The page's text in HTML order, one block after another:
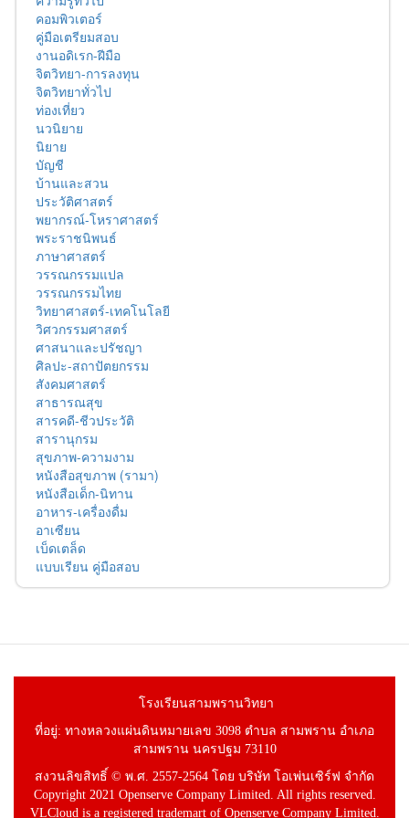
คอมพิวเตอร์
คู่มือเตรียมสอบ
งานอดิเรก-ฝีมือ
จิตวิทยา-การลงทุน
จิตวิทยาทั่วไป
ท่องเที่ยว
นวนิยาย
นิยาย
บัญชี
บ้านและสวน
ประวัติศาสตร์
พยากรณ์-โหราศาสตร์
พระราชนิพนธ์
ภาษาศาสตร์
วรรณกรรมแปล
วรรณกรรมไทย
วิทยาศาสตร์-เทคโนโลยี
วิศวกรรมศาสตร์
ศาสนาและปรัชญา
ศิลปะ-สถาปัตยกรรม
สังคมศาสตร์
สาธารณสุข
สารคดี-ชีวประวัติ
สารานุกรม
สุขภาพ-ความงาม
หนังสือสุขภาพ (รามา)
หนังสือเด็ก-นิทาน
อาหาร-เครื่องดื่ม
อาเซียน
เบ็ดเตล็ด
แบบเรียน คู่มือสอบ
โรงเรียนสามพรานวิทยา
ที่อยู่: ทางหลวงแผ่นดินหมายเลข 3098 ตำบล สามพราน อำเภอ
สามพราน นครปฐม 73110
สงวนลิขสิทธิ์ © พ.ศ. 2557-2564 โดย บริษัท โอเพ่นเซิร์ฟ จำกัด
Copyright 2021 Openserve Company Limited. All rights reserved.
VLCloud is a registered trademart of Openserve Company Limited.